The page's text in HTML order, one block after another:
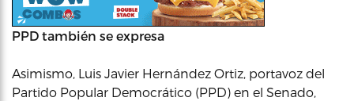
PPD también se expresa
Asimismo, Luis Javier Hernández Ortiz, portavoz del
Partido Popular Democrático (PPD) en el Senado,